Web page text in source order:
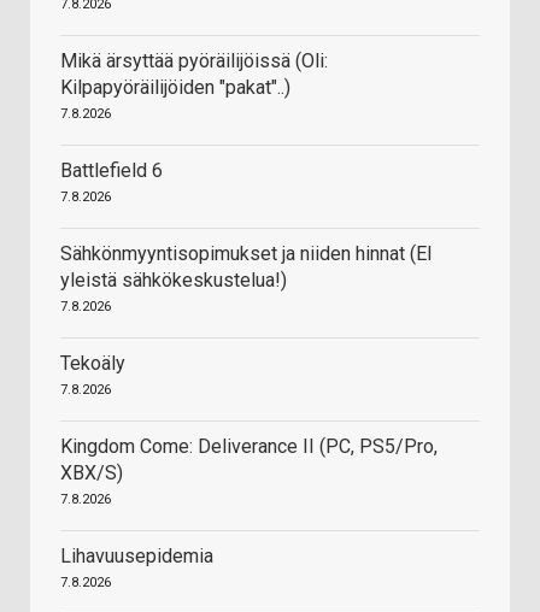
7.8.2026
Mikä ärsyttää pyöräilijöissä (Oli:
Kilpapyöräilijöiden "pakat"..)
7.8.2026
Battlefield 6
7.8.2026
Sähkönmyyntisopimukset ja niiden hinnat (EI
yleistä sähkökeskustelua!)
7.8.2026
Tekoäly
7.8.2026
Kingdom Come: Deliverance II (PC, PS5/Pro,
XBX/S)
7.8.2026
Lihavuusepidemia
7.8.2026